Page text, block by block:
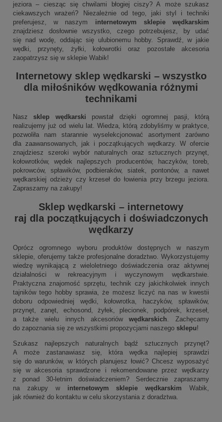
jeziora – ciesząc się chwilami błogiej ciszy? A może szukasz
ciekawszych wrażeń? Niezależnie od tego, jaki styl i techniki
preferujesz, w naszym internetowym sklepie wędkarskim
znajdziesz dosłownie wszystko, czego potrzebujesz, by udać
się nad wodę, oddając się ulubionemu hobby. Sprawdź, w jakie
wędki, przynęty, żyłki, kołowrotki oraz pozostałe akcesoria
zaopatrzysz się w sklepie Wabik!
Internetowy sklep wędkarski – wszystko
dla miłośników wędkowania różnymi
technikami
Naszsklep wędkarski powstał dzięki ogromnej pasji, którą
realizujemy już od wielu lat. Wiedza, którą zdobyliśmy w praktyce,
pozwoliła nam starannie wyselekcjonować asortyment zarówno
dla zaawansowanych, jak i początkujących wędkarzy. W ofercie
znajdziesz szeroki wybór naturalnych oraz sztucznych przynęt,
kołowrotków, wędek najlepszych producentów, haczyków, toreb,
pokrowców, spławików, podbieraków, siatek, pontonów, a nawet
wędkarskiej odzieży czy krzeseł do łowienia przy brzegu jeziora.
Zapraszamy na zakupy!
Sklep wędkarski – internetowy
raj dla początkujących i doświadczonych
wędkarzy
Oprócz ogromnego wyboru produktów dostępnych w naszym
sklepie, oferujemy także profesjonalne doradztwo. Wykorzystujemy
wiedzę wynikającą z wieloletniego doświadczenia oraz aktywnej
działalności w rekreacyjnym i wyczynowym wędkarstwie.
Praktyczna znajomość sprzętu, technik czy jakichkolwiek innych
tajników tego hobby sprawia, że możesz liczyć na nas w kwestii
doboru odpowiedniej wędki, kołowrotka, haczyków, spławików,
przynęt, zanęt, echosond, żyłek, plecionek, podpórek, krzeseł,
a także wielu innych akcesoriówwędkarskich . Zachęcamy
do zapoznania się ze wszystkimi propozycjami naszego sklepu!
Szukasz najlepszych naturalnych bądź sztucznych przynęt?
A może zastanawiasz się, która wędka najlepiej sprawdzi
się do warunków, w których planujesz łowić? Chcesz wyposażyć
się w akcesoria sprawdzone i rekomendowane przez wędkarzy
z ponad 30-letnim doświadczeniem? Serdecznie zapraszamy
na zakupy w internetowym sklepie wędkarskim Wabik,
jak również do kontaktu w celu skorzystania z doradztwa.